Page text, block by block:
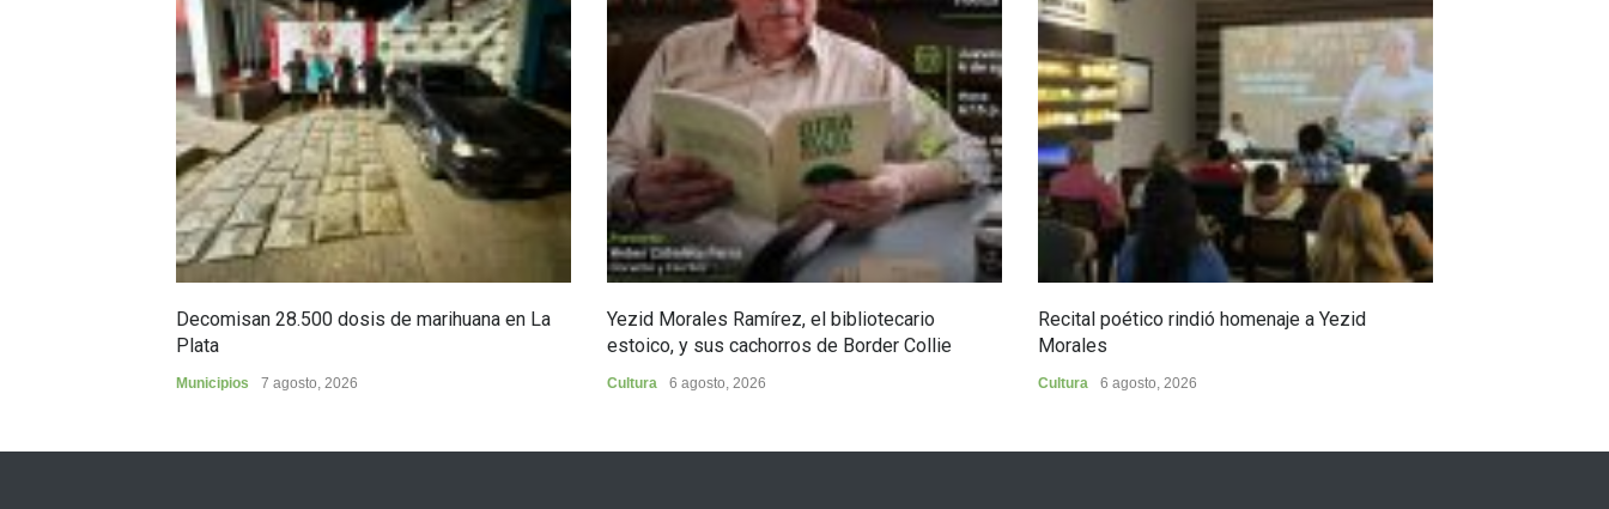
Decomisan 28.500 dosis de marihuana en La
Plata
Municipios 7 agosto, 2026
Yezid Morales Ramírez, el bibliotecario
estoico, y sus cachorros de Border Collie
Cultura 6 agosto, 2026
Recital poético rindió homenaje a Yezid
Morales
Cultura 6 agosto, 2026